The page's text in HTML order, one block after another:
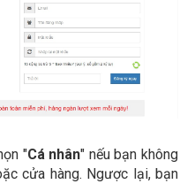
"Cá nhân" nếu bạn không
cửa hàng. Ngược lại, bạn